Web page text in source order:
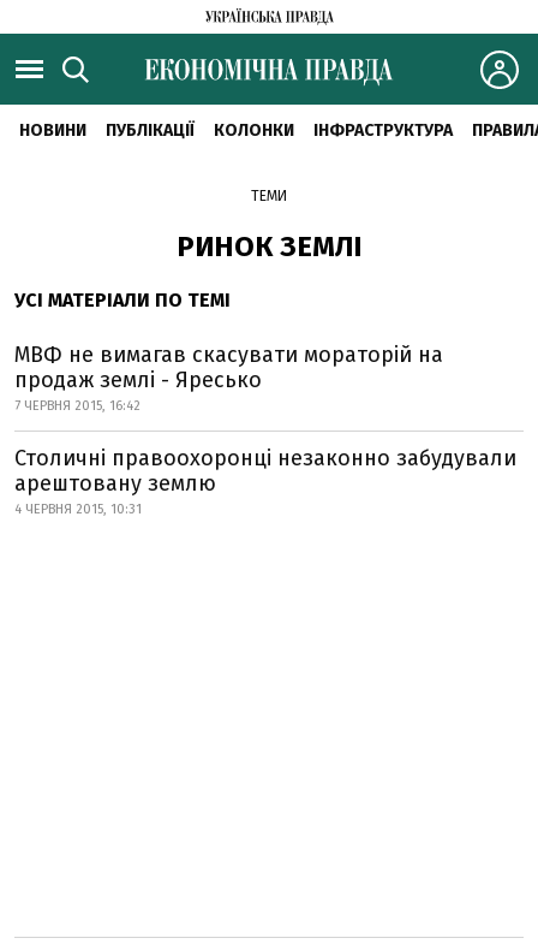
НОВИНИ ПУБЛІКАЦІЇ КОЛОНКИ ІНФРАСТРУКТУРА
ТЕМИ
РИНОК ЗЕМЛІ
УСІ МАТЕРІАЛИ ПО ТЕМІ
МВФ не вимагав скасувати мораторій на
продаж землі - Яресько
7 ЧЕРВНЯ 2015, 16:42
Столичні правоохоронці незаконно забудували
арештовану землю
4 ЧЕРВНЯ 2015, 10:31